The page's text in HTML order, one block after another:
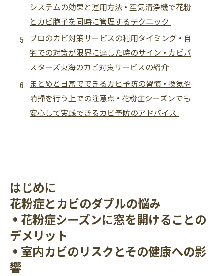
システムの効果と運用方法 • 空気清浄機で花粉
とカビ胞子を同時に管理するテクニック
プロのカビ対策サービスの利用タイミング • 自
宅での対策が限界に達した時のサイン • カビバ
スターズ東海のカビ対策サービスの紹介
まとめと日常でできるカビ予防の習慣 • 換気や
清掃を行う上での注意点 • 花粉症シーズンでも
安心して実践できるカビ予防のアドバイス
はじめに
花粉症とカビのダブルの悩み
• 花粉症シーズンに窓を開けることの
デメリット
• 室内カビのリスクとその健康への影
響